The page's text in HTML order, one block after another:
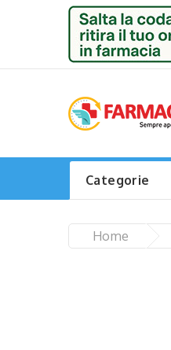
Categorie
Home